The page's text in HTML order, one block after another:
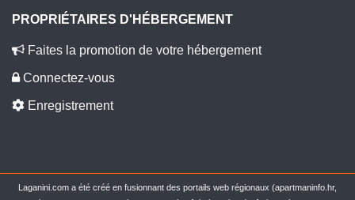
PROPRIÉTAIRES D'HÉBERGEMENT
Faites la promotion de votre hébergement
Connectez-vous
Enregistrement
Laganini.com a été créé en fusionnant des portails web régionaux (apartmaninfo.hr,